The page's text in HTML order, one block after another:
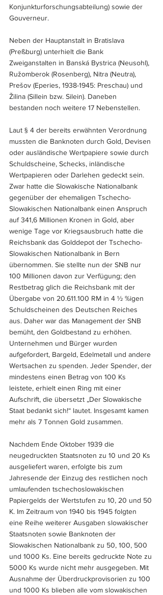
Konjunkturforschungsabteilung) sowie der
Gouverneur.
Neben der Hauptanstalt in Bratislava
(Preßburg) unterhielt die Bank
Zweiganstalten in Banská Bystrica (Neusohl),
Ružomberok (Rosenberg), Nitra (Neutra),
Prešov (Eperies, 1938-1945: Preschau) und
Žilina (Sillein bzw. Silein). Daneben
bestanden noch weitere 17 Nebenstellen.
Laut § 4 der bereits erwähnten Verordnung
mussten die Banknoten durch Gold, Devisen
oder ausländische Wertpapiere sowie durch
Schuldscheine, Schecks, inländische
Wertpapieren oder Darlehen gedeckt sein.
Zwar hatte die Slowakische Nationalbank
gegenüber der ehemaligen Tschecho-
Slowakischen Nationalbank einen Anspruch
auf 341,6 Millionen Kronen in Gold, aber
wenige Tage vor Kriegsausbruch hatte die
Reichsbank das Golddepot der Tschecho-
Slowakischen Nationalbank in Bern
übernommen. Sie stellte nun der SNB nur
100 Millionen davon zur Verfügung; den
Restbetrag glich die Reichsbank mit der
Übergabe von 20.611.100 RM in 4 ½ %igen
Schuldscheinen des Deutschen Reiches
aus. Daher war das Management der SNB
bemüht, den Goldbestand zu erhöhen.
Unternehmen und Bürger wurden
aufgefordert, Bargeld, Edelmetall und andere
Wertsachen zu spenden. Jeder Spender, der
mindestens einen Betrag von 100 Ks
leistete, erhielt einen Ring mit einer
Aufschrift, die übersetzt „Der Slowakische
Staat bedankt sich!“ lautet. Insgesamt kamen
mehr als 7 Tonnen Gold zusammen.
Nachdem Ende Oktober 1939 die
neugedruckten Staatsnoten zu 10 und 20 Ks
ausgeliefert waren, erfolgte bis zum
Jahresende der Einzug des restlichen noch
umlaufenden tschechoslowakischen
Papiergelds der Wertstufen zu 10, 20 und 50
K. Im Zeitraum von 1940 bis 1945 folgten
eine Reihe weiterer Ausgaben slowakischer
Staatsnoten sowie Banknoten der
Slowakischen Nationalbank zu 50, 100, 500
und 1000 Ks. Eine bereits gedruckte Note zu
5000 Ks wurde nicht mehr ausgegeben. Mit
Ausnahme der Überdruckprovisorien zu 100
und 1000 Ks blieben alle vom slowakischen